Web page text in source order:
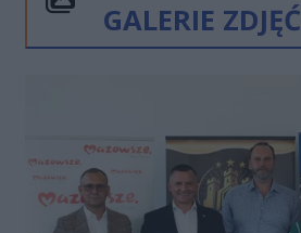
GALERIE ZDJĘĆ